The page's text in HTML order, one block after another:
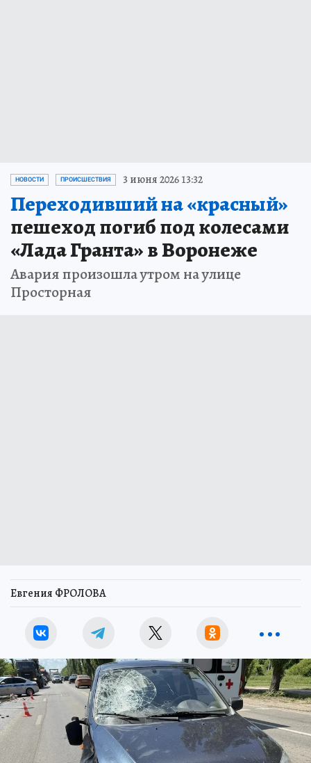
НОВОСТИ ПРОИСШЕСТВИЯ 3 июня 2026 13:32
Переходивший на «красный»
пешеход погиб под колесами
«Лада Гранта» в Воронеже
Авария произошла утром на улице
Просторная
Евгения ФРОЛОВА